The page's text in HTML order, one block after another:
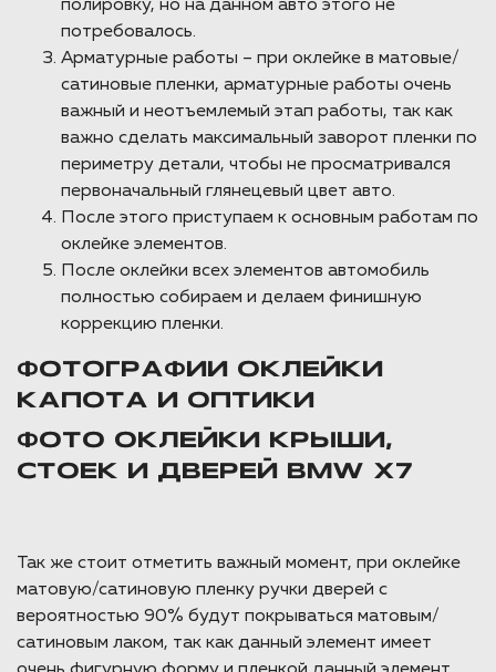
полировку, но на данном авто этого не
потребовалось.
Арматурные работы – при оклейке в матовые/
сатиновые пленки, арматурные работы очень
важный и неотъемлемый этап работы, так как
важно сделать максимальный заворот пленки по
периметру детали, чтобы не просматривался
первоначальный глянецевый цвет авто.
После этого приступаем к основным работам по
оклейке элементов.
После оклейки всех элементов автомобиль
полностью собираем и делаем финишную
коррекцию пленки.
ФОТОГРАФИИ ОКЛЕЙКИ
КАПОТА И ОПТИКИ
ФОТО ОКЛЕЙКИ КРЫШИ,
СТОЕК И ДВЕРЕЙ BMW X7
Так же стоит отметить важный момент, при оклейке
матовую/сатиновую пленку ручки дверей с
вероятностью 90% будут покрываться матовым/
сатиновым лаком, так как данный элемент имеет